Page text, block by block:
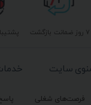
پشتیبانی ۷ روز ضمانت بازگشت
سایت
فرصت‌های شغلی